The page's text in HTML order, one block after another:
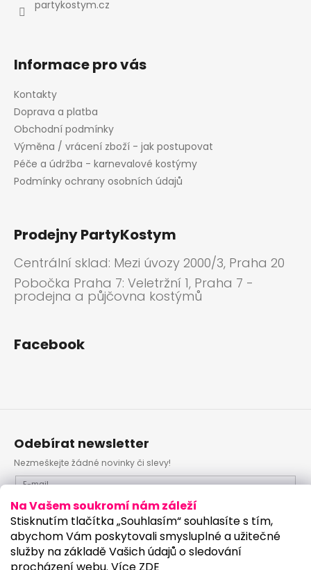
Na Vašem soukromí nám záleží
Stisknutím tlačítka „Souhlasím“ souhlasíte s tím,
abychom Vám poskytovali smysluplné a užitečné
služby na základě Vašich údajů o sledování
Odebírat newsletter
Nezmeškejte žádné novinky či slevy!
E-mail
Vložením e-mailu souhlasíte spodmínkami ochrany
osobních údajů
PŘIHLÁSIT SE
partykostym.cz
Informace pro vás
Kontakty
Doprava a platba
Obchodní podmínky
Výměna / vrácení zboží - jak postupovat
Péče a údržba - karnevalové kostýmy
Podmínky ochrany osobních údajů
Prodejny PartyKostym
Centrální sklad: Mezi úvozy 2000/3, Praha 20
Pobočka Praha 7: Veletržní 1, Praha 7 -
prodejna a půjčovna kostýmů
Facebook